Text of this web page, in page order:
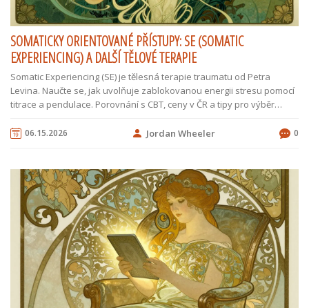
SOMATICKY ORIENTOVANÉ PŘÍSTUPY: SE (SOMATIC
EXPERIENCING) A DALŠÍ TĚLOVÉ TERAPIE
Somatic Experiencing (SE) je tělesná terapie traumatu od Petra
Levina. Naučte se, jak uvolňuje zablokovanou energii stresu pomocí
titrace a pendulace. Porovnání s CBT, ceny v ČR a tipy pro výběr
06.15.2026 Jordan Wheeler 0